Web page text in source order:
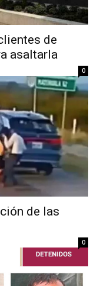
de
asaltarla
0
de las
0